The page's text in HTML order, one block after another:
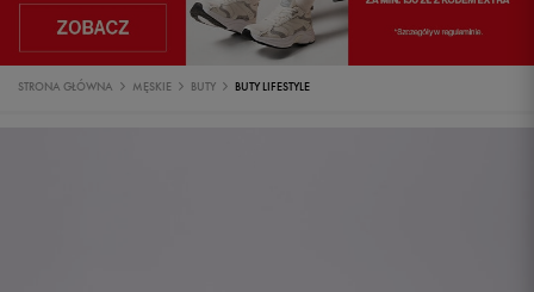
STRONA GŁÓWNA MĘSKIE BUTY BUTY LIFESTYLE